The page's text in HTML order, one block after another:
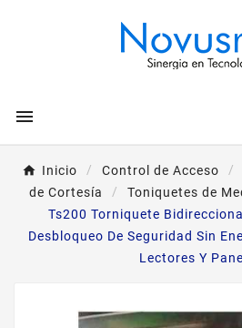

Inicio Control de Acceso
de Cortesía
Toniquetes de
Ts200 Torniquete
Desbloqueo De Seguridad Sin
Lectores Y